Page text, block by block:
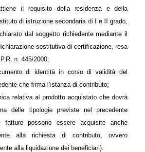
il requisito della residenza e della
di istruzione secondaria di I e II grado,
dal soggetto richiedente mediante il
sostitutiva di certificazione, resa
n. 445/2000;
di identità in corso di validità del
che firma l’istanza di contributo;
relativa al prodotto acquistato che dovrà
delle tipologie previste nel precedente
possono essere acquisite anche
alla richiesta di contributo, ovvero
alla liquidazione dei beneficiari).